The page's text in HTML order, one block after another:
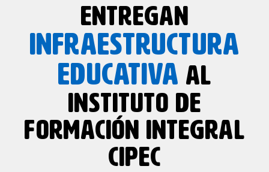
ENTREGAN
INFRAESTRUCTURA
EDUCATIVA AL
INSTITUTO DE
FORMACIÓN INTEGRAL
CIPEC